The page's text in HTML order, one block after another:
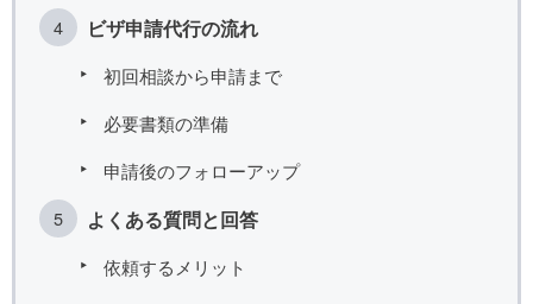
ビザ申請代行の流れ
初回相談から申請まで
必要書類の準備
申請後のフォローアップ
よくある質問と回答
依頼するメリット